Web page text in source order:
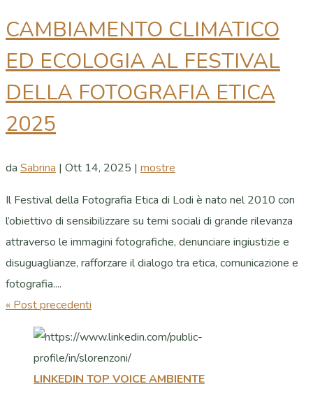
CAMBIAMENTO CLIMATICO
ED ECOLOGIA AL FESTIVAL
DELLA FOTOGRAFIA ETICA
2025
da Sabrina | Ott 14, 2025 | mostre
Il Festival della Fotografia Etica di Lodi è nato nel 2010 con
l’obiettivo di sensibilizzare su temi sociali di grande rilevanza
attraverso le immagini fotografiche, denunciare ingiustizie e
disuguaglianze, rafforzare il dialogo tra etica, comunicazione e
fotografia....
« Post precedenti
LINKEDIN TOP VOICE AMBIENTE